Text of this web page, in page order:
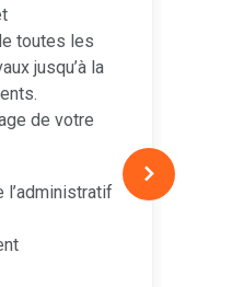
toutes les
jusqu’à la
de votre
l’administratif